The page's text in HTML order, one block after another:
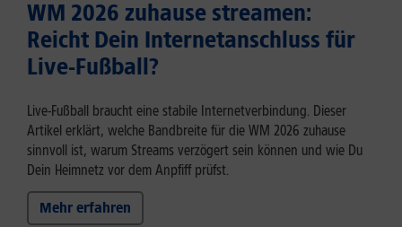
WM 2026 zuhause streamen:
Reicht Dein Internetanschluss für
Live-Fußball?
Live-Fußball braucht eine stabile Internetverbindung. Dieser
Artikel erklärt, welche Bandbreite für die WM 2026 zuhause
sinnvoll ist, warum Streams verzögert sein können und wie Du
Dein Heimnetz vor dem Anpfiff prüfst.
Mehr erfahren